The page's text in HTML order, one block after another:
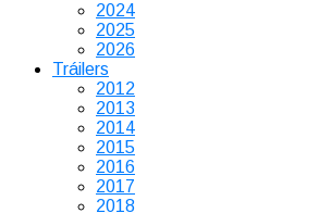
2024
2025
2026
Tráilers
2012
2013
2014
2015
2016
2017
2018